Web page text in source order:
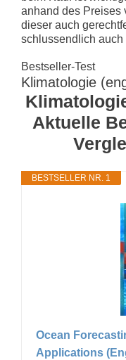
anhand des Preises
dieser auch
schlussendlich auch
Bestseller-Test
Klimatologie
Aktuelle
BESTSELLER NR. 1
Ocean
Applications